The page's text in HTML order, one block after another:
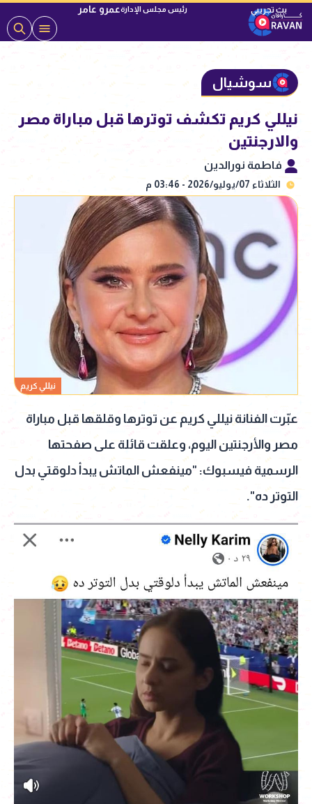
رئيس مجلس الإدارةعمرو عامر
سوشيال
نيللي كريم تكشف توترها قبل مباراة مصر
والارجنتين
فاطمة نورالدين
الثلاثاء 07/يوليو/2026 - 03:46 م
نيللي كريم
عبّرت الفنانة نيللي كريم عن توترها وقلقها قبل مباراة
مصر والأرجنتين اليوم، وعلقت قائلة على صفحتها
الرسمية فيسبوك: "مينفعش الماتش يبدأ دلوقتي بدل
التوتر ده".